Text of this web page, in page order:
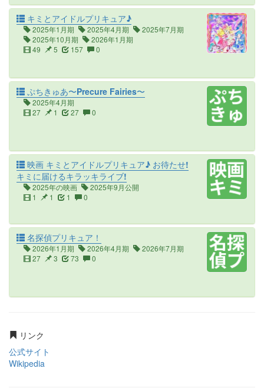
キミとアイドルプリキュア♪
2025年1月期 2025年4月期
2025年7月期
2025年10月期
2026年1月期
49
5 157 0
ぷちきゅあ〜Precure Fairies〜
2025年4月期
27
1 27 0
映画 キミとアイドルプリキュア♪ お待たせ!
キミに届けるキラッキライブ!
2025年の映画
2025年9月公開
1
1 1 0
名探偵プリキュア！
2026年1月期 2026年4月期
2026年7月期
27
3 73 0
リンク
公式サイト
Wikipedia